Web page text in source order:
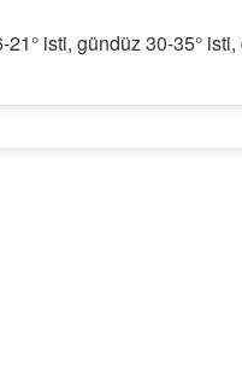
21° isti, gündüz 30-35°